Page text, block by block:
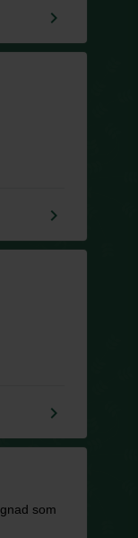
keyboard_arrow_right
keyboard_arrow_right
keyboard_arrow_right
som